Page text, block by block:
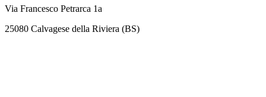
Via Francesco Petrarca 1a
25080 Calvagese della Riviera (BS)